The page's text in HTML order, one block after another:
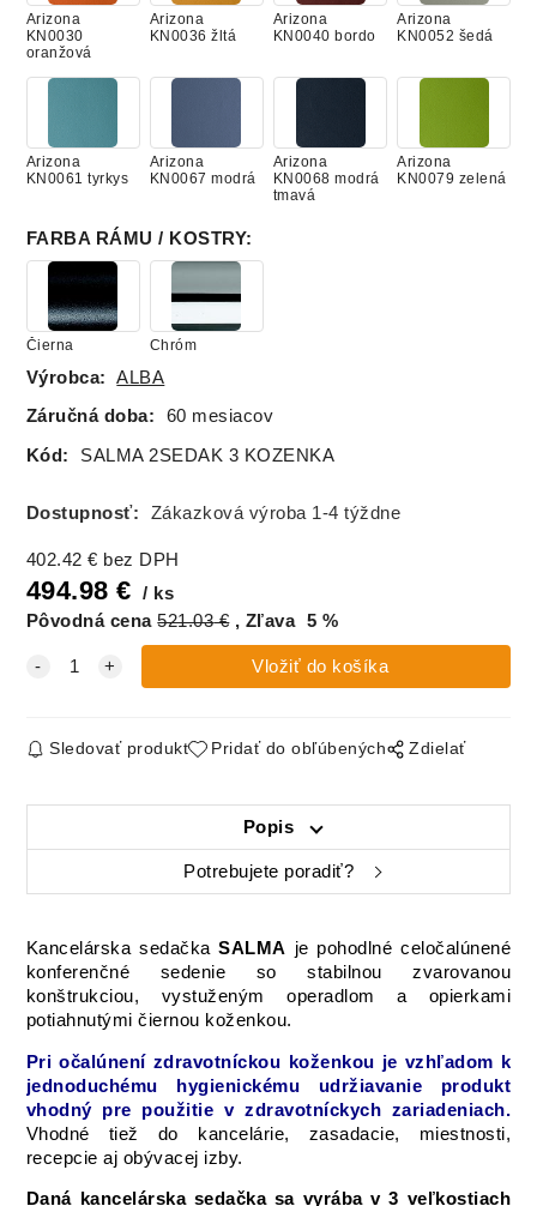
Arizona
KN0030
oranžová
Arizona
KN0036 žltá
Arizona
KN0040 bordo
Arizona
KN0052 šedá
Arizona
KN0061 tyrkys
Arizona
KN0067 modrá
Arizona
KN0068 modrá
tmavá
Arizona
KN0079 zelená
Arizona
KN0096
maslová
Arizona
KN0080 biela
FARBA RÁMU / KOSTRY:
Čierna Chróm
Výrobca: ALBA
Záručná doba: 60 mesiacov
Kód: SALMA 2SEDAK 3 KOZENKA
Dostupnosť: Zákazková výroba 1-4 týždne
402.42 € bez DPH
494.98 €
ks
Pôvodná cena 521.03€ Zľava 5 %
Sledovať produkt Pridať do obľúbených Zdielať
Popis
Potrebujete poradiť?
Kancelárska sedačkaSALMA je pohodlné celočalúnené
konferenčné
sedenie so stabilnou
zvarovanou
konštrukciou, vystuženým operadlom a
opierkami
potiahnutými čiernou koženkou.
Pri očalúnení zdravotníckou koženkou je vzhľadom k
jednoduchému
hygienickému udržiavanie
produkt
vhodný pre použitie v zdravotníckych zariadeniach.
Vhodné
tiež do kancelárie, zasadacie,
miestnosti,
recepcie aj obývacej izby.
Daná kancelárska sedačka sa vyrába v 3 veľkostiach